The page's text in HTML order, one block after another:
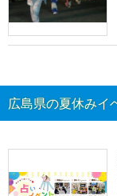
広島県の夏休みイ